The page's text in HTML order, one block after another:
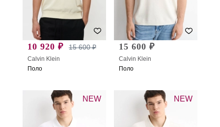
10 920 ₽ 15 600 ₽
Calvin Klein
Поло
15 600 ₽
Calvin Klein
Поло
NEW NEW